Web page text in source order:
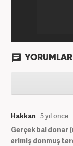
YORUMLAR
Hakkan 5 yıl önce
Gerçek bal donar
erimiş donmuş